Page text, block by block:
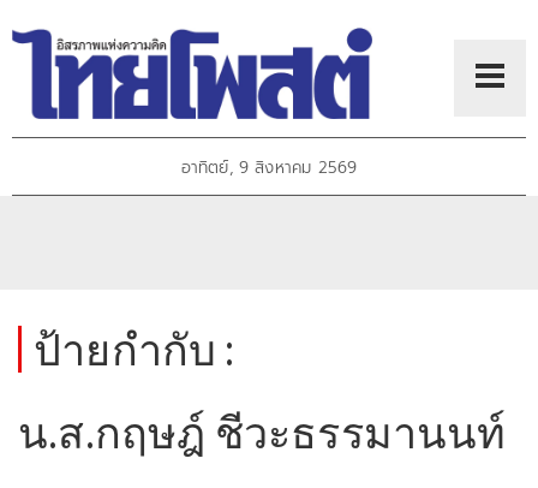
อาทิตย์, 9 สิงหาคม 2569
ป้ายกำกับ :
น.ส.กฤษฎ์ ชีวะธรรมานนท์